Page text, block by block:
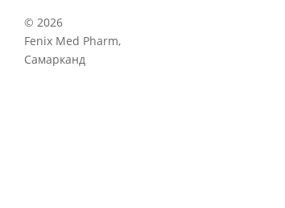
© 2026
Fenix Med Pharm,
Самарканд